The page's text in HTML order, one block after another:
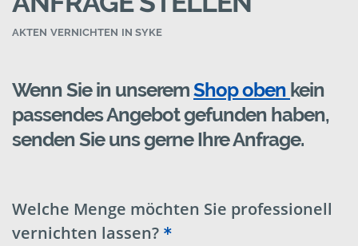
AKTEN VERNICHTEN IN SYKE
Wenn Sie in unseremShop oben kein
passendes Angebot gefunden haben,
senden Sie uns gerne Ihre Anfrage.
Welche Menge möchten Sie professionell
vernichten lassen?